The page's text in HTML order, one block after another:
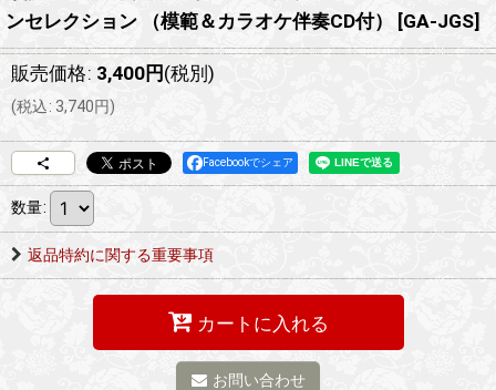
ンセレクション （模範＆カラオケ伴奏CD付）
[GA-JGS]
販売価格: 3,400円 (税別)
(税込: 3,740円)
Facebookでシェア
数量:
返品特約に関する重要事項
カートに入れる
お問い合わせ